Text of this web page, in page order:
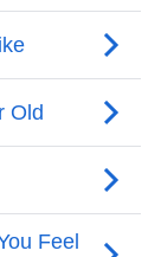
匠技术服务
，他们服
设备基数